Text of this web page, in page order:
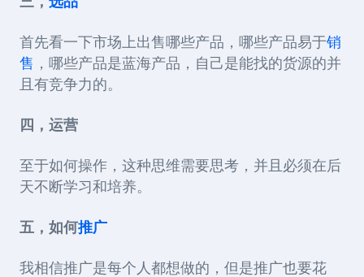
首先看一下市场上出售哪些产品，哪些产品易于销
售 ，哪些产品是蓝海产品，自己是能找的货源的并
且有竞争力的。
四，运营
至于如何操作，这种思维需要思考，并且必须在后
天不断学习和培养。
五，如何推广
我相信推广是每个人都想做的，但是推广也要花